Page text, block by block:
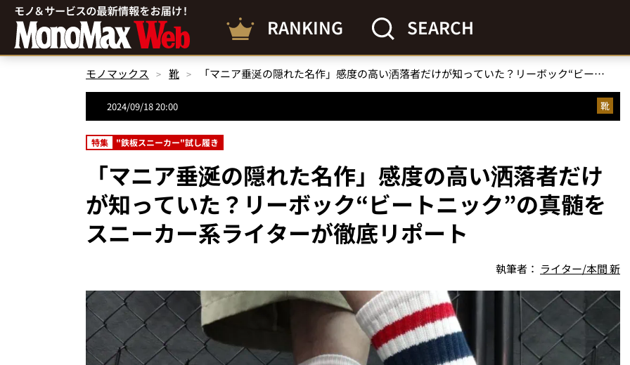
RANKING SEARCH
モノマックス 靴 「マニア垂涎の隠れた名作」感度の高い洒落者だけが知っていた？リーボック“ビートニック”の真髄をスニーカー系ライターが徹底リポート
2024/09/18 20:00 靴
特集 "鉄板スニーカー"試し履き
「マニア垂涎の隠れた名作」感度の高い洒落者だけ
が知っていた？リーボック“ビートニック”の真髄を
スニーカー系ライターが徹底リポート
執筆者： ライター/本間 新